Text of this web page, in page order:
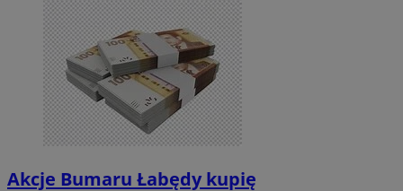
Akcje Bumaru Łabędy kupię